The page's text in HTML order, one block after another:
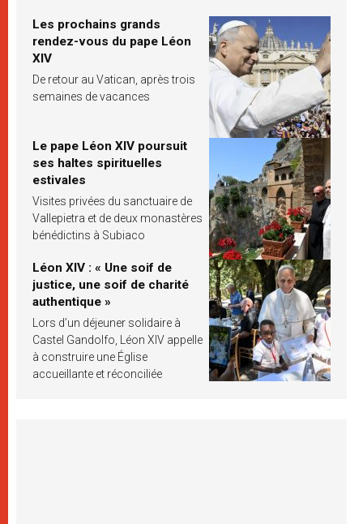
Les prochains grands
rendez-vous du pape Léon
XIV
De retour au Vatican, après trois
semaines de vacances
Le pape Léon XIV poursuit
ses haltes spirituelles
estivales
Visites privées du sanctuaire de
Vallepietra et de deux monastères
bénédictins à Subiaco
Léon XIV : « Une soif de
justice, une soif de charité
authentique »
Lors d’un déjeuner solidaire à
Castel Gandolfo, Léon XIV appelle
à construire une Église
accueillante et réconciliée